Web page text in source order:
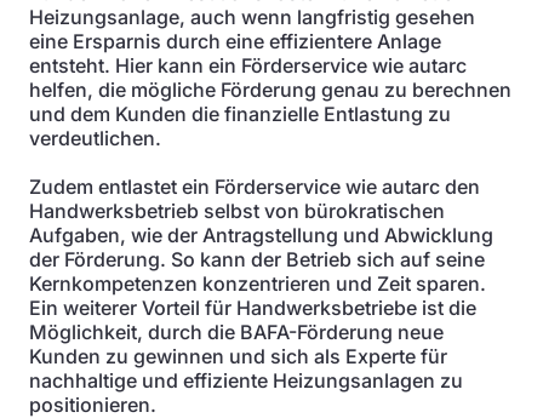
Heizungsanlage, auch wenn langfristig gesehen
eine Ersparnis durch eine effizientere Anlage
entsteht. Hier kann ein Förderservice wie autarc
helfen, die mögliche Förderung genau zu berechnen
und dem Kunden die finanzielle Entlastung zu
verdeutlichen.
Zudem entlastet ein Förderservice wie autarc den
Handwerksbetrieb selbst von bürokratischen
Aufgaben, wie der Antragstellung und Abwicklung
der Förderung. So kann der Betrieb sich auf seine
Kernkompetenzen konzentrieren und Zeit sparen.
Ein weiterer Vorteil für Handwerksbetriebe ist die
Möglichkeit, durch die BAFA-Förderung neue
Kunden zu gewinnen und sich als Experte für
nachhaltige und effiziente Heizungsanlagen zu
positionieren.